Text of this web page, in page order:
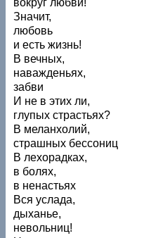
Значит,
любовь
и есть жизнь!
В вечных,
наважденьях,
забви
И не в этих ли,
глупых страстьях?
В меланхолий,
страшных бессониц
В лехорадках,
в болях,
в ненастьях
Вся услада,
дыханье,
невольниц!